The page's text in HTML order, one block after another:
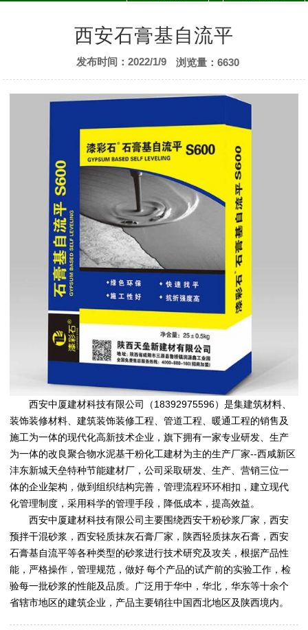
西安石膏基自流平
发布时间：2022/1/9 浏览量：6630
西安中厦建材科技有限公司（18392975596）是集建筑材料、
装饰装修材料、建筑装饰装修工程、管道工程、暖通工程的销售及
施工为一体的现代化高新技术企业，旗下拥有一家专业研发、生产
为一体的改良聚合物水泥基干粉化工建材为主的生产厂家--西咸新区
沣东新城天垒特种节能建材厂，公司采取研发、生产、营销三位一
体的企业架构，做到组织结构完善，管理流程环环相扣，建立现代
化管理制度，采用科学的管理手段，降低成本，提高效益。
西安中厦建材科技有限公司 主要围绕西安干粉砂浆厂家 ，西安
预拌干混砂浆 ，西安轻质抹灰石膏厂家 ， 陕西轻质抹灰石膏 ，西安
石膏基自流平等各种类型的砂浆进行技术研究及攻关，根据产品性
能，严格操作，管理规范，做好 每个产品的试产前的实验工作，检
验每一批砂浆的性能及品质。广泛用于华中，华北，华东等十余个
省辖市地区的建筑企业，产品主要销往中国西北地区及陕西境内。